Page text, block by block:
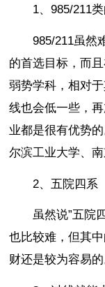
1、985/211
985/211虽然
的首选目标，而
弱势学科，相对
线也会低一些，
业都是很有优势
尔滨工业大学、
2、五院四系
虽然说”五院
也比较难，但其
财还是较为容易的